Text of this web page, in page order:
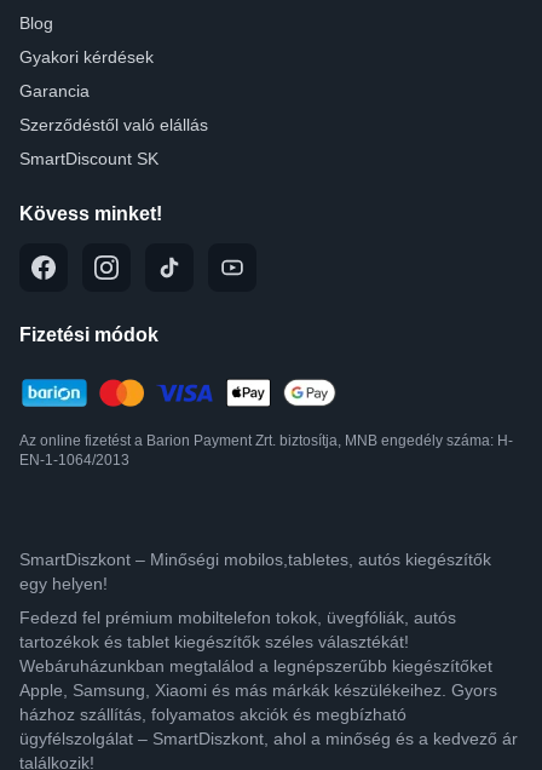
Blog
Gyakori kérdések
Garancia
Szerződéstől való elállás
SmartDiscount SK
Kövess minket!
Fizetési módok
Az online fizetést a Barion Payment Zrt. biztosítja, MNB engedély száma: H-
EN-1-1064/2013
SmartDiszkont – Minőségi mobilos,tabletes, autós kiegészítők
egy helyen!
Fedezd fel prémium mobiltelefon tokok, üvegfóliák, autós
tartozékok és tablet kiegészítők széles választékát!
Webáruházunkban megtalálod a legnépszerűbb kiegészítőket
Apple, Samsung, Xiaomi és más márkák készülékeihez. Gyors
házhoz szállítás, folyamatos akciók és megbízható
ügyfélszolgálat – SmartDiszkont, ahol a minőség és a kedvező ár
találkozik!